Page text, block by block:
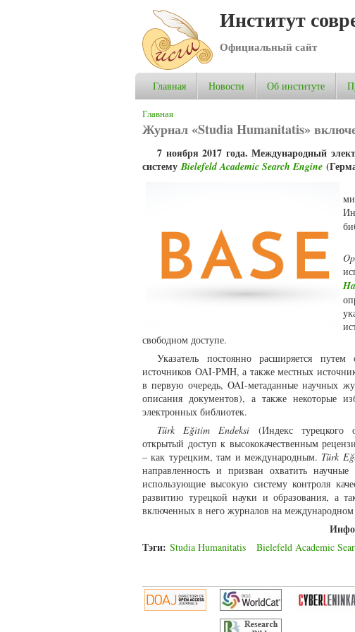
Институт
Официальный сайт
Главная Новости Об институте
Вы здесь
Главная
Журнал «Studia Humanitatis»
7 ноября 2017 года. Международный
системуBielefeld Academic Search Engine
свободном доступе.
Указатель постоянно расширяется путем
источников OAI-PMH, а также местных
в первую очередь, OAI-метаданные научных
описания документов), а также некоторые
электронных библиотек.
Türk Eğitim Endeksi (Индекс турецкого
открытый доступ к высококачественным
– как турецким, там и международным. Türk
направленность и призван охватить
использующие высокую систему контроля
развитию турецкой науки и образования, а
включенных в него журналов на международном
Тэги: Studia Humanitatis Bielefeld Academic